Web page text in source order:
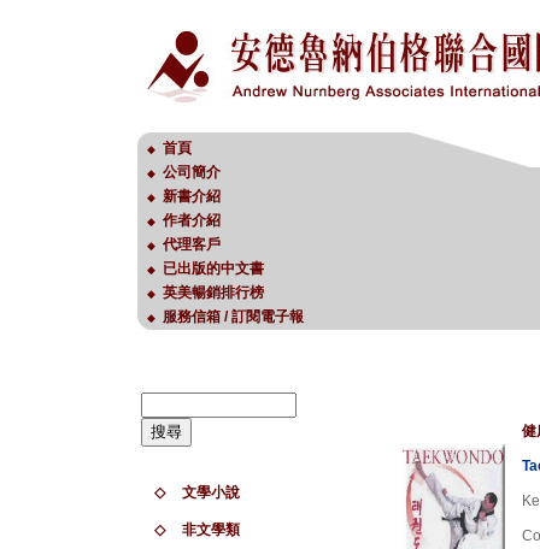
◆ 首頁
◆ 公司簡介
◆ 新書介紹
◆ 作者介紹
◆ 代理客戶
◆ 已出版的中文書
◆ 英美暢銷排行榜
◆ 服務信箱 / 訂閱電子報
◇ 文學小說
◇ 非文學類
健